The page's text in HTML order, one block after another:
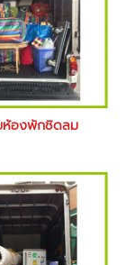
ห้องพักชิดลม